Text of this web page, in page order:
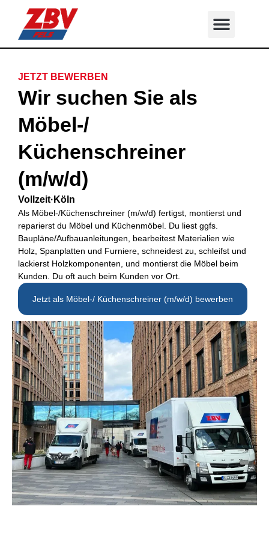
JETZT BEWERBEN
Wir suchen Sie als
Möbel-/
Küchenschreiner
(m/w/d)
Vollzeit· Köln
Als Möbel-/Küchenschreiner (m/w/d) fertigst, montierst und
reparierst du Möbel und Küchenmöbel. Du liest ggfs.
Baupläne/Aufbauanleitungen, bearbeitest Materialien wie
Holz, Spanplatten und Furniere, schneidest zu, schleifst und
lackierst Holzkomponenten, und montierst die Möbel beim
Kunden. Du oft auch beim Kunden vor Ort.
Jetzt als Möbel-/ Küchenschreiner (m/w/d) bewerben